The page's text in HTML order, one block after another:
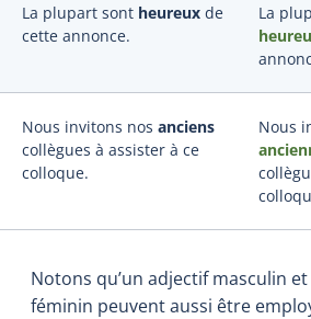
La plupart sont heureux de
cette annonce.
La
Nous invitons nos anciens
collègues à assister à ce
colloque.
Nous
Notons qu’un adjectif masculin
féminin peuvent aussi être